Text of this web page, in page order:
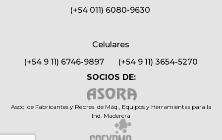
(+54 011) 6080-9630
Celulares
(+54 9 11) 6746-9897 (+54 9 11) 3654-5270
SOCIOS DE:
Asoc. de Fabricantes y Repres. de Máq., Equipos y Herramientas para la
Ind. Maderera